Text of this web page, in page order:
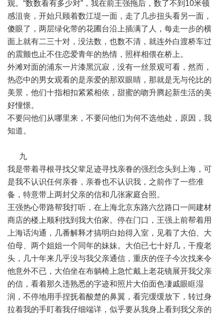
观。“数数看有多少对”，我在前王强拖后，数了不到10米顿
感沮丧，开始只顾着数江堤一面，走了几步扭头看另一面，
傻眼了，两层绿化带的花圃台沿上插满了人，每走一步的横
面上就有二三十对，没法数，也数不清，就连外白渡桥车过
的震颤也止不住恋爱青年的热情，照样相偎在桥上。
外滩对面的浦东一片漆黑沉寂，没有一丝景观可看，然而，
热恋中的男女观看的是亲爱的那双眼睛，那就是无与伦比的
美景，他们十指相扣紧紧相依，甜蜜的吻升腾起新生活的美
好憧憬。
不要问他们从哪里来，不要问他们为何不选他处，原因，我
知道。
九
我是带着寻根寻找父辈足迹寻找亲眷的强烈念头到上海，可
是我不认识任何亲眷，亲眷也不认识我，之前作了一些准
备，特意带上两封父亲的信和几张家庭合照。
王强热心带路帮我打听，在上海北京东路六岔路口一间建材
商店的楼上顺利找到我大伯家。停在门口，王强上前帮着用
上海话沟通，几番解释才搞明白始得入室，见着了大伯、大
伯母、两个姐姐一个同年的妹妹。大伯已七十好几，干瘦老
头，几十年来几乎没与我父亲通信，重庆的侄子今次找来令
他意外不已，大伯坐在布躺椅上急忙戴上老花镜展开我父亲
的信，看着那久违熟悉的字迹和照片大伯面色凄戚眼眶湿
润，不停地用手捏抚着酸楚的鼻翼，看完缓缓放下，转过身
拉着我的手盯着我仔细端详，似乎要从我身上看到我父亲的